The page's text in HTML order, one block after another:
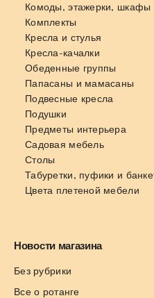
Комоды, этажерки, шкафы
Комплекты
Кресла и стулья
Кресла-качалки
Обеденные группы
Папасаны и мамасаны
Подвесные кресла
Подушки
Предметы интерьера
Садовая мебель
Столы
Табуретки, пуфики и
Цвета плетеной мебели
Новости магазина
Без рубрики
Все о ротанге